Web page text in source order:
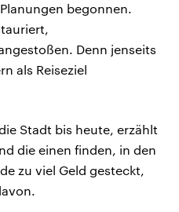
begonnen.
Denn jenseits
als Reiseziel
Stadt bis heute, erzählt
die einen finden, in den
zu viel Geld gesteckt,